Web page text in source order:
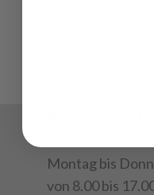
Montag bis
von 8.00 bis